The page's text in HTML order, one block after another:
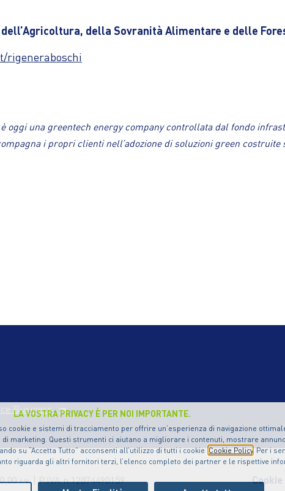
LA VOSTRA PRIVACY È PER NOI IMPORTANTE.
e sistemi di tracciamento per offrire un’esperienza di navigazione
marketing. Questi strumenti ci aiutano a migliorare i contenuti, mostrare
su “Accetta Tutto” acconsenti all’utilizzo di tutti i cookieCookie Policy. Per i
riguarda gli altri fornitori terzi, l’elenco completo dei partner e le rispettive
della Sovranità Alimentare e delle
rigeneraboschi
oggi una greentech energy company controllata dal fondo
i propri clienti nell’adozione di soluzioni green costruite
Business
i.v. | P.IVA n.12874490159